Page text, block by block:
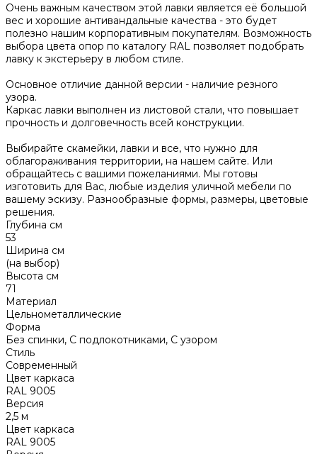
Очень важным качеством этой лавки является её большой
вес и хорошие антивандальные качества - это будет
полезно нашим корпоративным покупателям. Возможность
выбора цвета опор по каталогу RAL позволяет подобрать
лавку к экстерьеру в любом стиле.
Основное отличие данной версии - наличие резного
узора.
Каркас лавки выполнен из листовой стали, что повышает
прочность и долговечность всей конструкции.
Выбирайте скамейки, лавки и все, что нужно для
облагораживания территории, на нашем сайте. Или
обращайтесь с вашими пожеланиями. Мы готовы
изготовить для Вас, любые изделия уличной мебели по
вашему эскизу. Разнообразные формы, размеры, цветовые
решения.
Глубина см
53
Ширина см
(на выбор)
Высота см
71
Материал
Цельнометаллические
Форма
Без спинки, С подлокотниками, С узором
Стиль
Современный
Цвет каркаса
RAL 9005
Версия
2,5 м
Цвет каркаса
RAL 9005